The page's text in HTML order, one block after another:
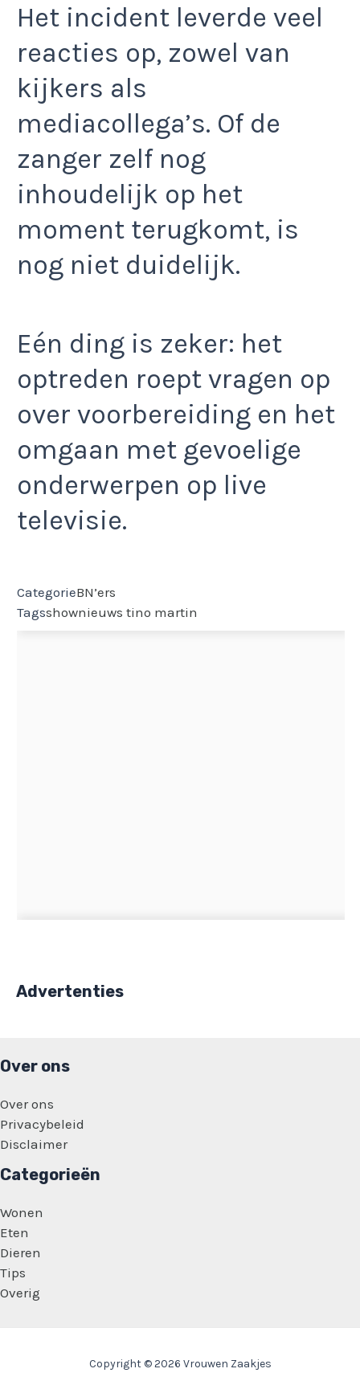
Het incident leverde veel
reacties op, zowel van
kijkers als
mediacollega’s. Of de
zanger zelf nog
inhoudelijk op het
moment terugkomt, is
nog niet duidelijk.
Eén ding is zeker: het
optreden roept vragen op
over voorbereiding en het
omgaan met gevoelige
onderwerpen op live
televisie.
CategorieBN’ers
Tagsshownieuws tino martin
Advertenties
Over ons
Over ons
Privacybeleid
Disclaimer
Categorieën
Wonen
Eten
Dieren
Tips
Overig
Copyright © 2026 Vrouwen Zaakjes